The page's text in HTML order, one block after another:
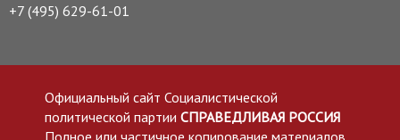
+7 (495) 629-61-01
Официальный сайт Социалистической
политической партии СПРАВЕДЛИВАЯ РОССИЯ
Полное или частичное копирование материалов